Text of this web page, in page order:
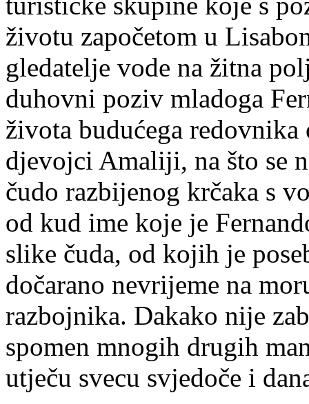
životu započetom u
gledatelje vode na žitna
duhovni poziv mladoga
života budućega
djevojci Amaliji, na što se
čudo razbijenog krčaka s
od kud ime koje je
slike čuda, od kojih je
dočarano nevrijeme na
razbojnika. Dakako nije
spomen mnogih drugih
utječu svecu svjedoče i